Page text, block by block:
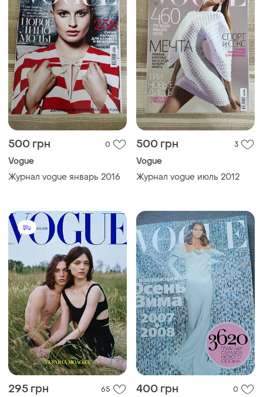
500 грн 0
Vogue
Журнал vogue январь 2016
500 грн 3
Vogue
Журнал vogue июль 2012
295 грн 65 400 грн 0